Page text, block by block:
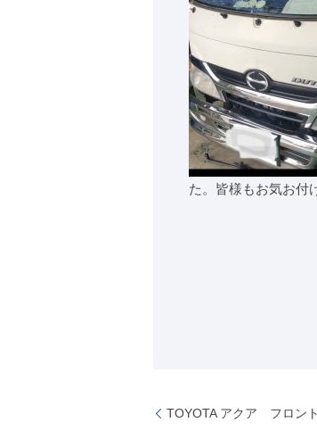
た。皆様もお気お付
TOYOTA アクア フロン